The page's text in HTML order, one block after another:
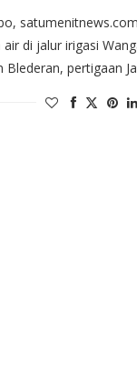
di jalur irigasi
Blederan, pertigaan